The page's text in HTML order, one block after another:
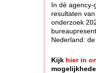
In dè agency-
resultaten
onderzoek
Nederland:
Kijk hier in